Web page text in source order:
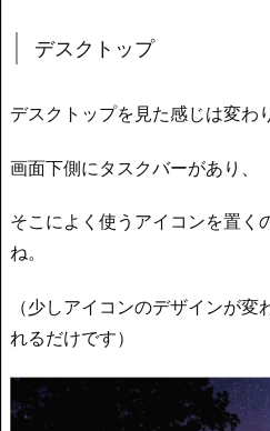
デスクトップ
デスクトップを見た感じは変わ
画面下側にタスクバーがあり、
そこによく使うアイコンを置
ね。
（少しアイコンのデザインが
れるだけです）